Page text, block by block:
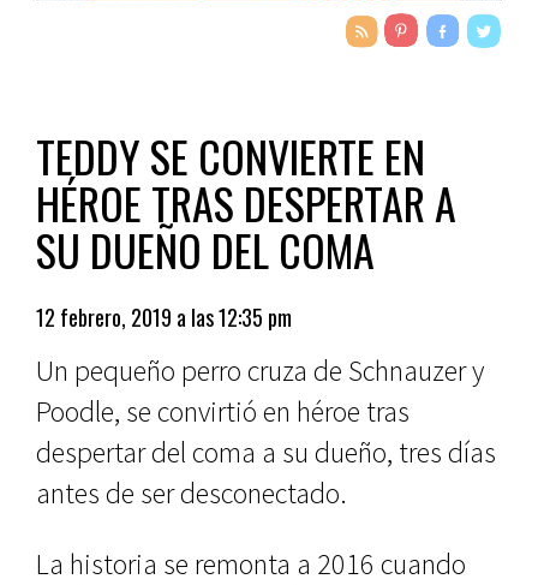
TEDDY SE CONVIERTE EN
HÉROE TRAS DESPERTAR A
SU DUEÑO DEL COMA
12 febrero, 2019 a las 12:35 pm
Un pequeño perro cruza de Schnauzer y
Poodle, se convirtió en héroe tras
despertar del coma a su dueño, tres días
antes de ser desconectado.
La historia se remonta a 2016 cuando